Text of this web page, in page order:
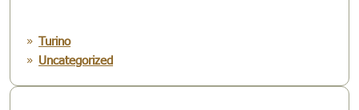
Turino
Uncategorized